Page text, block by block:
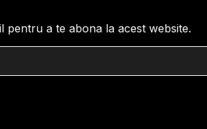
pentru a te abona la acest website.